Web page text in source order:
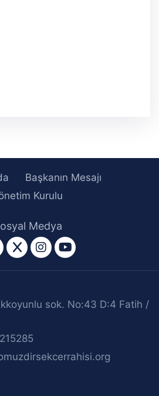
Başkanın Mesajı
Kurulu
Medya
facebook
twitter
instagram
youtube
sok. No:43 D:4 Fatih /